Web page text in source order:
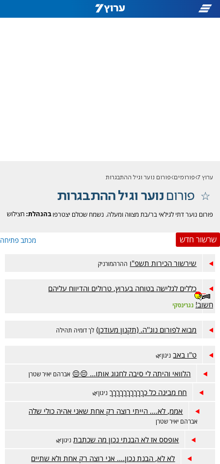
ערוץ 7 פורומים פורום נוער וגיל ההתבגרות
פורוםנוער וגיל ההתבגרות
בהנהלת:חצילוש פורום נוער דתי לגילאי בר/בת מצווה ומעלה. נשמח שכולם יצטרפו
מכתב פתיחה שרשור חדש
שירשור הכירות תשפ"ו ההרהמורניק
כללים לגלישה בטוחה בערוץ, טרולים והדיווח עליהם
חשוב! נגרינסקי
מבוא לפורום נוג''ה. (תקנון מעודכן) לך דומיה תהילה
ט"ו באב ניגון🌿
הלוואי והיתה לי סיבה לחגוג אותו... 😔😔 אברהם יאיר שטרן
חח מבינה כל כךךךךךךךךךך ניגון🌿
אממ, לא.... הייתי רוצה רק אחת שאני אהיה כולי שלה
אברהם יאיר שטרן
אופסס אז לא הבנתי נכון מה שכתבת ניגון🌿
לא לא, הבנת נכון.... אני רוצה רק אחת ולא שתיים